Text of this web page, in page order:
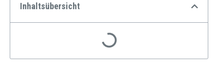
Inhaltsübersicht